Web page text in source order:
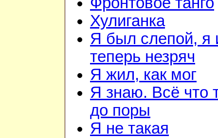
Хулиганка
Я был слепой, я
теперь незряч
Я жил, как мог
Я знаю. Всё что
до поры
Я не такая